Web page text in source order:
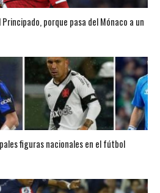
porque pasa del Mónaco a un
figuras nacionales en el fútbol